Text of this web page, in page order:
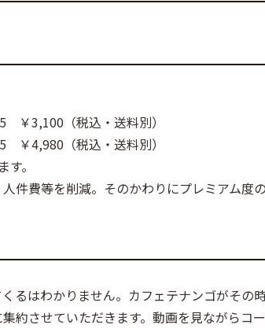
3,100（税込・送料別）
4,980（税込・送料別）
。
件費等を削減。そのかわりにプレミアム度
るはわかりません。カフェテナンゴがその
約させていただきます。動画を見ながらコ